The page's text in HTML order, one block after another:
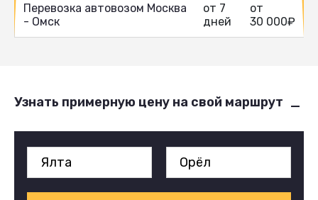
Перевозка автовозом Москва
- Омск
от 7
дней
от
30 000₽
Узнать примерную цену на свой маршрут